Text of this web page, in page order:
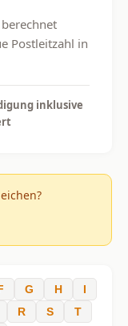
Postleitzahl in
inklusive
G H
I
R S
T